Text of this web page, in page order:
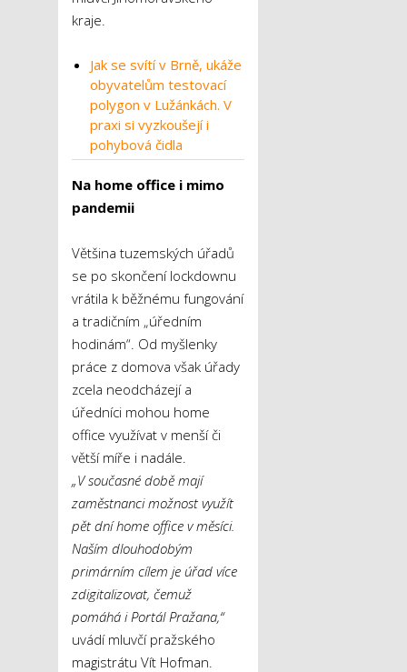
kraje.
Jak se svítí v Brně, ukáže
obyvatelům testovací
polygon v Lužánkách. V
praxi si vyzkoušejí i
pohybová čidla
Na home office i mimo
pandemii
Většina tuzemských úřadů
se po skončení lockdownu
vrátila k běžnému fungování
a tradičním „úředním
hodinám“. Od myšlenky
práce z domova však úřady
zcela neodcházejí a
úředníci mohou home
office využívat v menší či
větší míře i nadále.
„V současné době mají
zaměstnanci možnost využít
pět dní home office v měsíci.
Naším dlouhodobým
primárním cílem je úřad více
zdigitalizovat, čemuž
pomáhá i Portál Pražana,“
uvádí mluvčí pražského
magistrátu Vít Hofman.